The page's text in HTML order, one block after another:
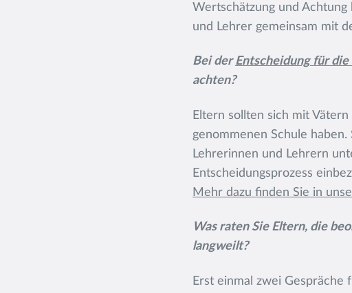
Wertschätzung und Achtung
und Lehrer gemeinsam mit
Bei derEntscheidung für die
achten?
Eltern sollten sich mit
genommenen Schule
Lehrerinnen und Lehrern
Entscheidungsprozess
Mehr dazu finden Sie in
Was raten Sie Eltern, die
langweilt?
Erst einmal zwei